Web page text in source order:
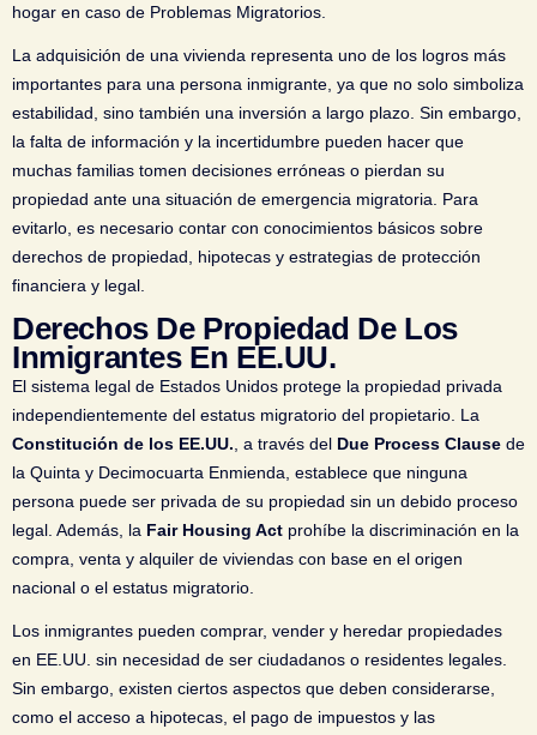
hogar en caso de Problemas Migratorios.
La adquisición de una vivienda representa uno de los logros más
importantes para una persona inmigrante, ya que no solo simboliza
estabilidad, sino también una inversión a largo plazo. Sin embargo,
la falta de información y la incertidumbre pueden hacer que
muchas familias tomen decisiones erróneas o pierdan su
propiedad ante una situación de emergencia migratoria. Para
evitarlo, es necesario contar con conocimientos básicos sobre
derechos de propiedad, hipotecas y estrategias de protección
financiera y legal.
Derechos De Propiedad De Los
Inmigrantes En EE.UU.
El sistema legal de Estados Unidos protege la propiedad privada
independientemente del estatus migratorio del propietario. La
Constitución de los EE.UU. , a través del Due Process Clause de
la Quinta y Decimocuarta Enmienda, establece que ninguna
persona puede ser privada de su propiedad sin un debido proceso
legal. Además, la Fair Housing Act prohíbe la discriminación en la
compra, venta y alquiler de viviendas con base en el origen
nacional o el estatus migratorio.
Los inmigrantes pueden comprar, vender y heredar propiedades
en EE.UU. sin necesidad de ser ciudadanos o residentes legales.
Sin embargo, existen ciertos aspectos que deben considerarse,
como el acceso a hipotecas, el pago de impuestos y las